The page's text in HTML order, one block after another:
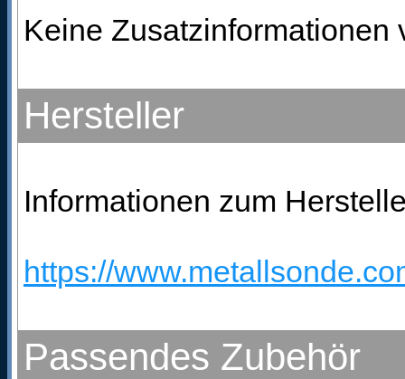
Keine Zusatzinformationen
Hersteller
Informationen zum
https://
Passendes Zubehör